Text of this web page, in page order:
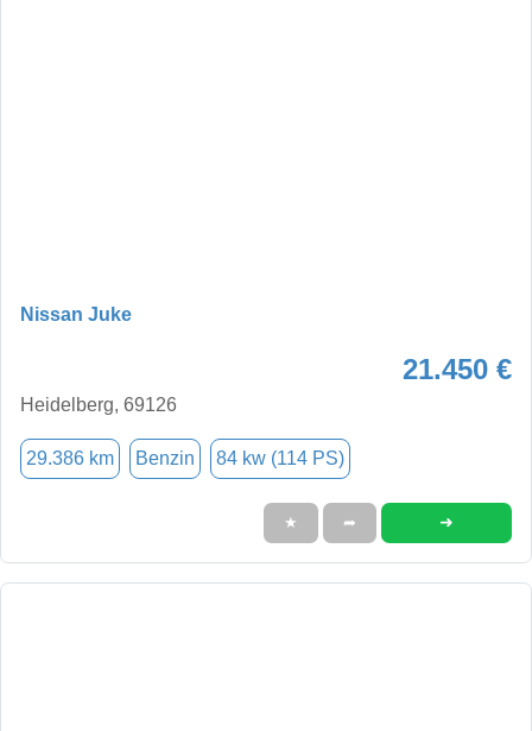
Nissan Juke
21.450 €
Heidelberg, 69126
29.386 km Benzin 84 kw (114 PS)
★ ➦ ➜